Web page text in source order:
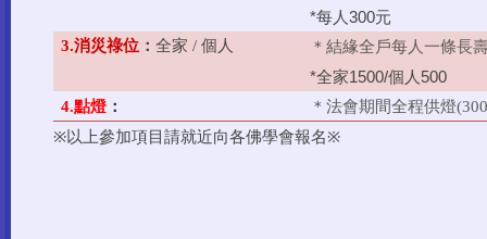
*每人300元
3.消災祿位 ：全家 /個人 ＊結緣全戶每人一條長
*全家1500/個人500
4.點燈 ： ＊法會期間全程供燈
※以上參加項目請就近向各佛學會報名※